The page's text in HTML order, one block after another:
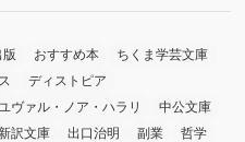
版 おすすめ本
ちくま学芸文庫
ディストピア
ヴァル・ノア・ハラリ
中公文庫
訳文庫 出口治明 副業 哲学